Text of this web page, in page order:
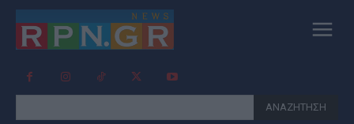
ΑΝΑΖΗΤΗΣΗ